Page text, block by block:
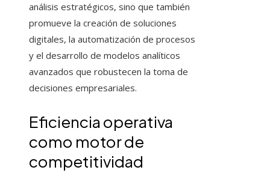
análisis estratégicos, sino que también
promueve la creación de soluciones
digitales, la automatización de procesos
y el desarrollo de modelos analíticos
avanzados que robustecen la toma de
decisiones empresariales.
Eficiencia operativa
como motor de
competitividad